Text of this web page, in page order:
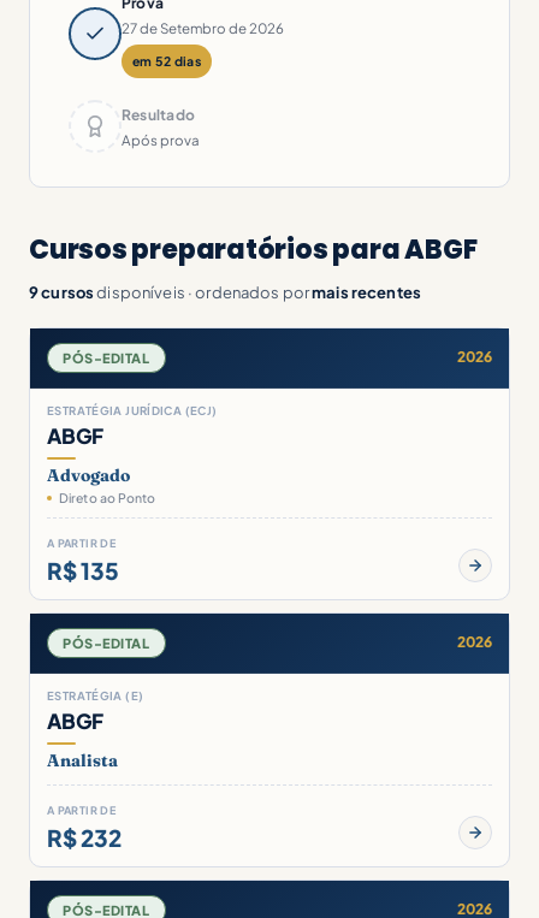
27 de Setembro de 2026
em 52 dias
Resultado
Após prova
Cursos preparatórios para ABGF
9 cursosdisponíveis · ordenados pormais recentes
PÓS-EDITAL 2026
ESTRATÉGIA JURÍDICA (ECJ)
ABGF
Advogado
Direto ao Ponto
A PARTIR DE
R$ 135
PÓS-EDITAL 2026
ESTRATÉGIA (E)
ABGF
Analista
A PARTIR DE
R$ 232
PÓS-EDITAL 2026